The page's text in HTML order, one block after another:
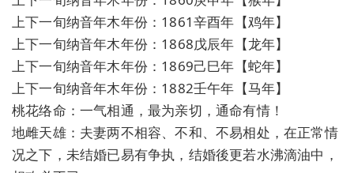
上下一旬纳音年木年份：1861辛酉年【鸡年】
上下一旬纳音年木年份：1868戊辰年【龙年】
上下一旬纳音年木年份：1869己巳年【蛇年】
上下一旬纳音年木年份：1882壬午年【马年】
桃花络命：一气相通，最为亲切，通命有情！
地雌天雄：夫妻两不相容、不和、不易相处，在正常情
况之下，未结婚已易有争执，结婚後更若水沸滴油中，